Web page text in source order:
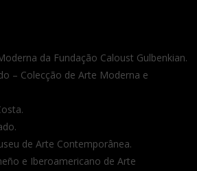
da Fundação Caloust Gulbenkian.
– Colecção de Arte Moderna e
de Arte Contemporânea.
e Iberoamericano de Arte